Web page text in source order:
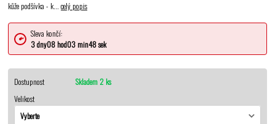
kůže podšívka - k...celý popis
Sleva končí:
3dny08hod03min48sek
Dostupnost
Skladem 2 ks
Velikost